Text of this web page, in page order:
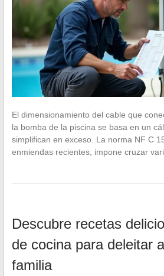
El dimensionamiento del cable que
la bomba de la piscina se basa en un
simplifican en exceso. La norma NF C
enmiendas recientes, impone cruzar
Descubre recetas
de cocina para deleitar
familia